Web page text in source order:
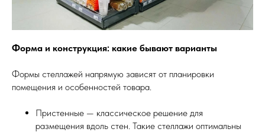
Форма и конструкция: какие бывают варианты
Формы стеллажей напрямую зависят от планировки
помещения и особенностей товара.
Пристенные — классическое решение для
размещения вдоль стен. Такие стеллажи оптимальны